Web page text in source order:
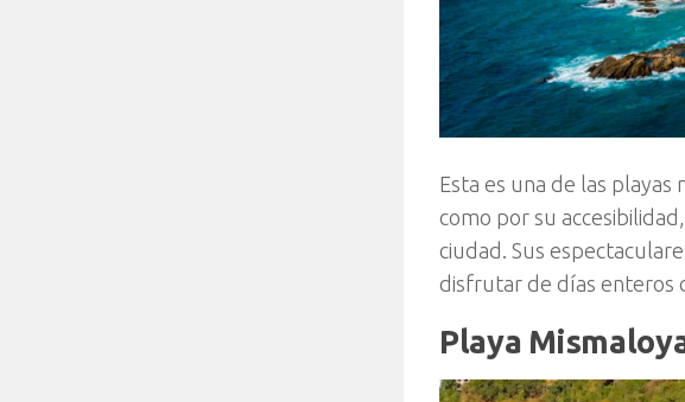
Esta es una de las
como por su
ciudad. Sus
disfrutar de días enteros
Playa